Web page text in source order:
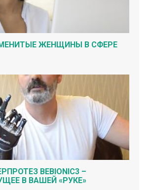
ЖЕНЩИНЫ В СФЕРЕ
BEBIONIC3 –
В ВАШЕЙ «РУКЕ»